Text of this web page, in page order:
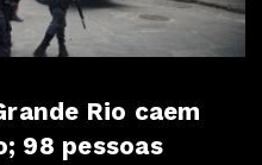
Rio caem
98 pessoas